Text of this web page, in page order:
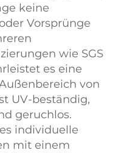
keine
Vorsprünge
wie SGS
es eine
von
UV-beständig,
geruchlos.
individuelle
mit einem